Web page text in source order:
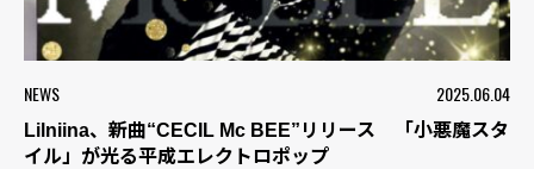
NEWS 2025.06.04
Lilniina、新曲“CECIL Mc BEE”リリース 「小悪魔スタ
イル」が光る平成エレクトロポップ